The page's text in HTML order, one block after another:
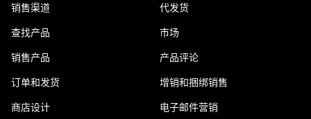
销售渠道
查找产品
销售产品
订单和发货
商店设计
代发货
市场
产品评论
增销和捆绑销售
电子邮件营销